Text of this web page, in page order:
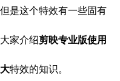
是这个特效有一些固有
家介绍剪映专业版使用
特效的知识。